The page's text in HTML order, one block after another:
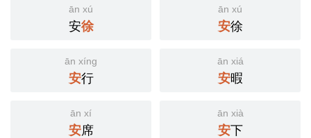
ān xú
安徐
ān xú
安徐
ān xíng
安行
ān xiá
安暇
ān xí
安席
ān xià
安下